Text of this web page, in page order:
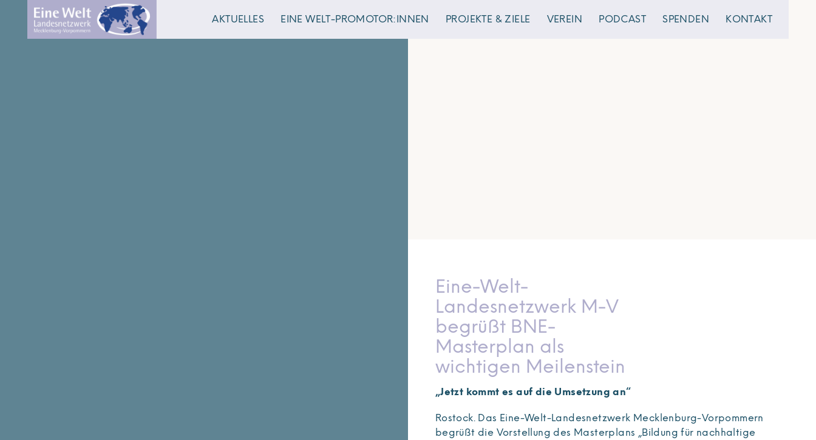
AKTUELLES EINE WELT-PROMOTOR:INNEN PROJEKTE & ZIELE VEREIN PODCAST SPENDEN KONTAKT
Eine-Welt-
Landesnetzwerk M-V
begrüßt BNE-
Masterplan als
wichtigen Meilenstein
„Jetzt kommt es auf die Umsetzung an“
Rostock. Das Eine-Welt-Landesnetzwerk Mecklenburg-Vorpommern
begrüßt die Vorstellung des Masterplans „Bildung für nachhaltige